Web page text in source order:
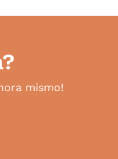
mismo!